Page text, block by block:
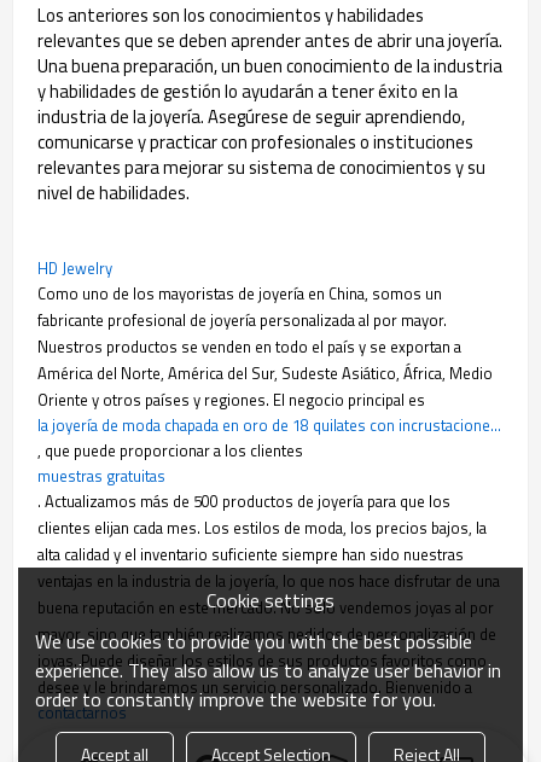
Los anteriores son los conocimientos y habilidades
relevantes que se deben aprender antes de abrir una joyería.
Una buena preparación, un buen conocimiento de la industria
y habilidades de gestión lo ayudarán a tener éxito en la
industria de la joyería. Asegúrese de seguir aprendiendo,
comunicarse y practicar con profesionales o instituciones
relevantes para mejorar su sistema de conocimientos y su
nivel de habilidades.
HD Jewelry
Como uno de los mayoristas de joyería en China, somos un
fabricante profesional de joyería personalizada al por mayor.
Nuestros productos se venden en todo el país y se exportan a
América del Norte, América del Sur, Sudeste Asiático, África, Medio
Oriente y otros países y regiones. El negocio principal es
la joyería de moda chapada en oro de 18 quilates con incrustaciones de circonio
, que puede proporcionar a los clientes
muestras gratuitas
. Actualizamos más de 500 productos de joyería para que los
clientes elijan cada mes. Los estilos de moda, los precios bajos, la
alta calidad y el inventario suficiente siempre han sido nuestras
ventajas en la industria de la joyería, lo que nos hace disfrutar de una
buena reputación en este mercado. No solo vendemos joyas al por
mayor, sino que también realizamos pedidos de personalización de
joyas. Puede diseñar los estilos de sus productos favoritos como
desee y le brindaremos un servicio personalizado. Bienvenido a
contactarnos
para pedir joyería de moda.
Cookie settings
We use cookies to provide you with the best possible
experience. They also allow us to analyze user behavior in
order to constantly improve the website for you.
Accept all Accept Selection Reject All